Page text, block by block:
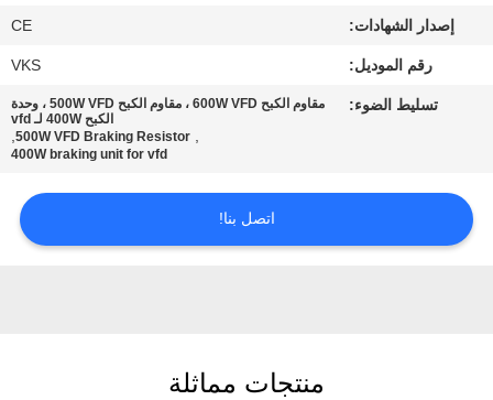
خريطة
الموقع
الخصوصية
إصدار الشهادات: CE
رقم الموديل: VKS
تسليط الضوء:
مقاوم الكبح 600W VFD ، مقاوم الكبح 500W VFD ، وحدة
الكبح 400W لـ vfd
,
500W VFD Braking Resistor
,
400W braking unit for vfd
اتصل بنا!
منتجات مماثلة